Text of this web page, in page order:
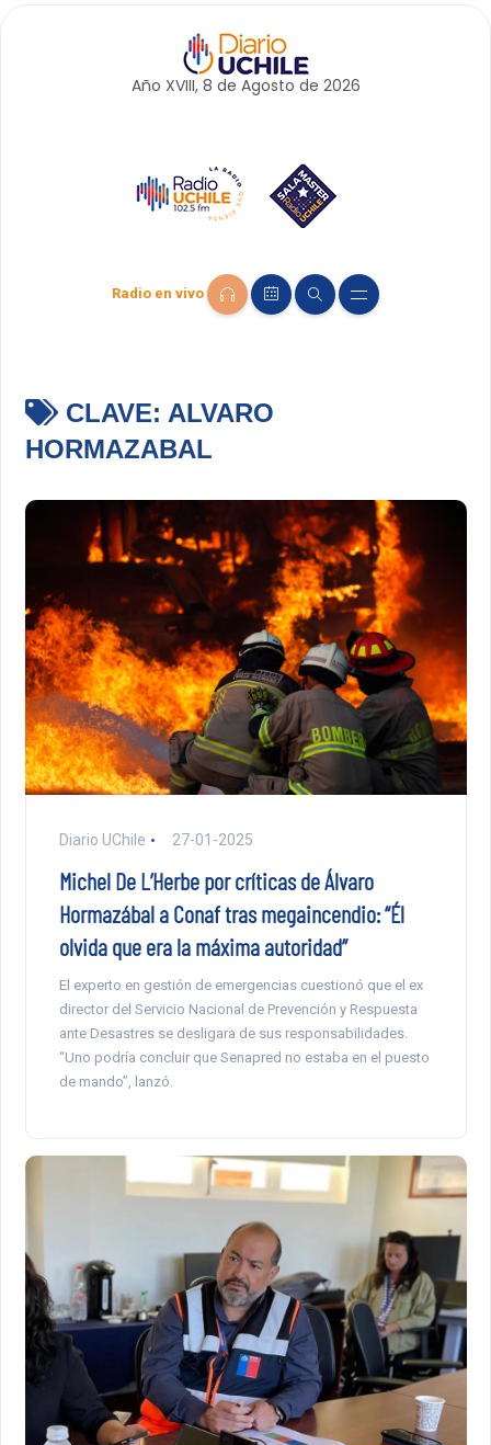
Año XVIII, 8 de Agosto de 2026
Radio en vivo
CLAVE: ALVARO
HORMAZABAL
Diario UChile 27-01-2025
Michel De L’Herbe por críticas de Álvaro
Hormazábal a Conaf tras megaincendio: “Él
olvida que era la máxima autoridad”
El experto en gestión de emergencias cuestionó que el ex
director del Servicio Nacional de Prevención y Respuesta
ante Desastres se desligara de sus responsabilidades.
“Uno podría concluir que Senapred no estaba en el puesto
de mando”, lanzó.